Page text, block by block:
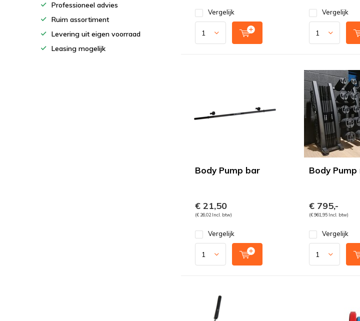
Vergelijk Vergelijk
Body Pump bar
€ 21,50
(€ 26,02 Incl. btw)
Vergelijk
Body Pump
€ 795,-
(€ 961,95 Incl. btw)
Vergelijk
Professioneel advies
Ruim assortiment
Levering uit eigen voorraad
Leasing mogelijk